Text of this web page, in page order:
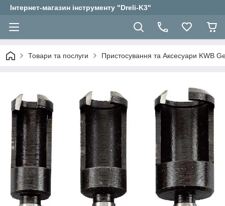
Інтернет-магазин інструменту "Dreli-K3"
Товари та послуги Пристосування та Аксесуари KWB